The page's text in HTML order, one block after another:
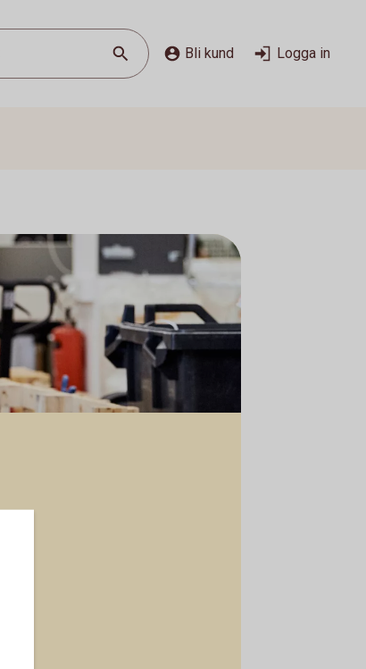
Bli kund Logga in